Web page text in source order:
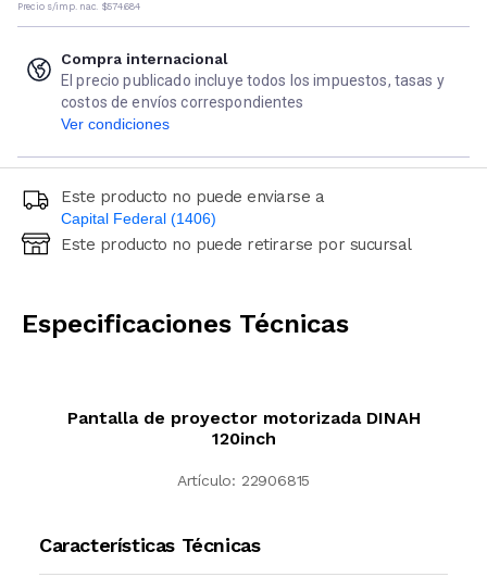
Precio s/imp. nac. $574.684
Compra internacional
El precio publicado incluye todos los impuestos, tasas y
costos de envíos correspondientes
Ver condiciones
Este producto no puede enviarse a
Capital Federal (1406)
Ingresá código postal (sólo números)
Este producto no puede retirarse por sucursal
Especificaciones Técnicas
Pantalla de proyector motorizada DINAH
120inch
Artículo: 22906815
Características Técnicas